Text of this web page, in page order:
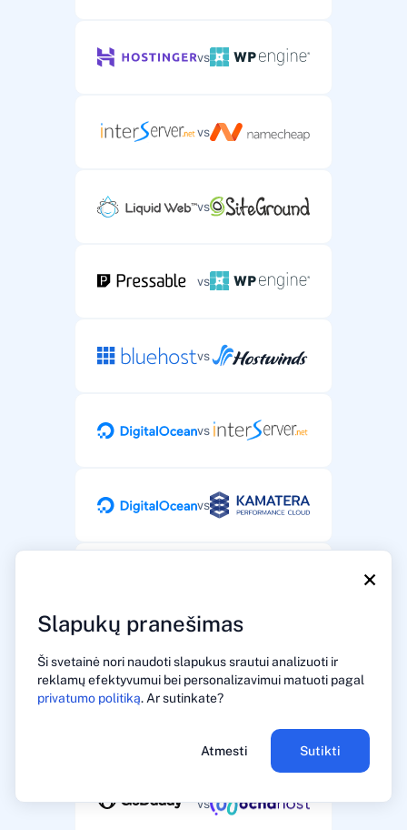
×
Slapukų pranešimas
Ši svetainė nori naudoti slapukus srautui analizuoti ir
reklamų efektyvumui bei personalizavimui matuoti pagal
privatumo politiką. Ar sutinkate?
Atmesti Sutikti
vs
vs
vs
vs
vs
vs
vs
vs
vs